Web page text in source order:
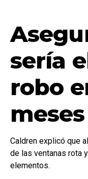
sería
robo
meses
Caldren explicó que
de las ventanas rota
elementos.